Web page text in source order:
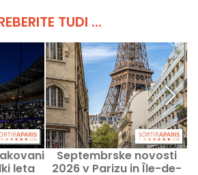
TUDI ...
leta
Septembrske novosti
2026 v Parizu in Île-de-